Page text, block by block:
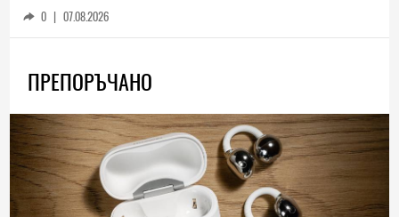
0 | 07.08.2026
ПРЕПОРЪЧАНО